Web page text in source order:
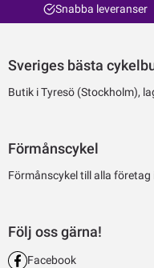
Snabba leveranser
Sveriges bästa
Butik i Tyresö (Stockholm),
Förmånscykel
Förmånscykel till alla företag
Följ oss gärna!
Facebook